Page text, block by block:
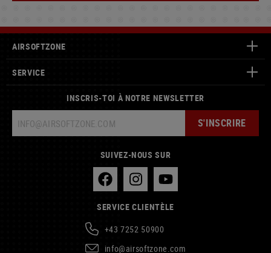
AIRSOFTZONE
SERVICE
INSCRIS-TOI À NOTRE NEWSLETTER
S'INSCRIRE
SUIVEZ-NOUS SUR
SERVICE CLIENTÈLE
+43 7252 50900
info@airsoftzone.com